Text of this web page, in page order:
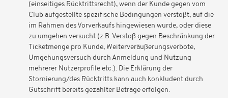
(einseitiges Rücktrittsrecht), wenn der Kunde gegen vom
Club aufgestellte spezifische Bedingungen verstößt, auf die
im Rahmen des Vorverkaufs hingewiesen wurde, oder diese
zu umgehen versucht (z.B. Verstoß gegen Beschränkung der
Ticketmenge pro Kunde, Weiterveräußerungsverbote,
Umgehungsversuch durch Anmeldung und Nutzung
mehrerer Nutzerprofile etc.). Die Erklärung der
Stornierung/des Rücktritts kann auch konkludent durch
Gutschrift bereits gezahlter Beträge erfolgen.